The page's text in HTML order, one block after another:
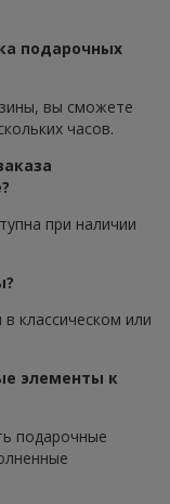
подарочных
вы сможете
часов.
при наличии
классическом или
элементы к
подарочные